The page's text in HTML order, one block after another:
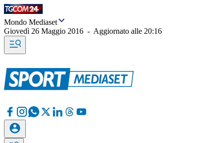
Mondo Mediaset
Giovedì 26 Maggio 2016 - Aggiornato alle 20:16